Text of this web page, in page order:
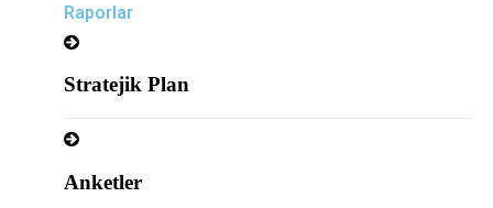
Raporlar
Stratejik Plan
Anketler